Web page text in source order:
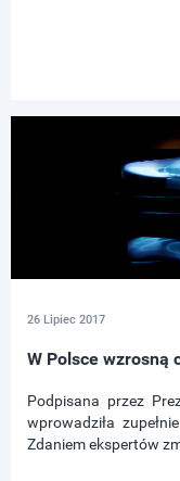
26 Lipiec 2017
W Polsce wzrosną
Podpisana przez
wprowadziła
Zdaniem ekspertów